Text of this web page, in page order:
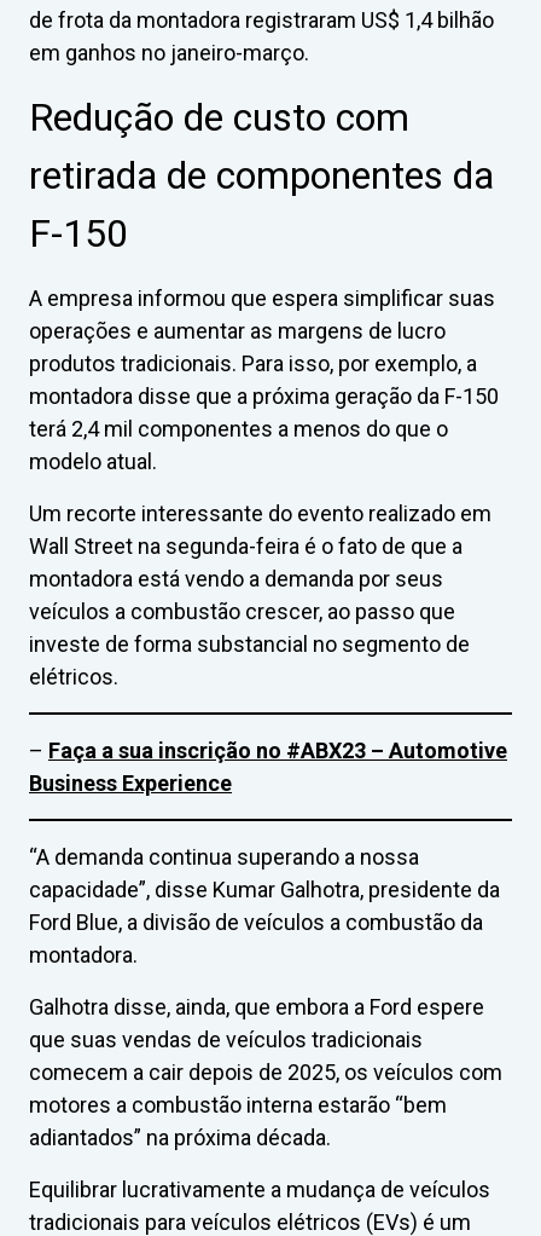
de frota da montadora registraram US$ 1,4 bilhão
em ganhos no janeiro-março.
Redução de custo com
retirada de componentes da
F-150
A empresa informou que espera simplificar suas
operações e aumentar as margens de lucro
produtos tradicionais. Para isso, por exemplo, a
montadora disse que a próxima geração da F-150
terá 2,4 mil componentes a menos do que o
modelo atual.
Um recorte interessante do evento realizado em
Wall Street na segunda-feira é o fato de que a
montadora está vendo a demanda por seus
veículos a combustão crescer, ao passo que
investe de forma substancial no segmento de
elétricos.
– Faça a sua inscrição no #ABX23 – Automotive
Business Experience
“A demanda continua superando a nossa
capacidade”, disse Kumar Galhotra, presidente da
Ford Blue, a divisão de veículos a combustão da
montadora.
Galhotra disse, ainda, que embora a Ford espere
que suas vendas de veículos tradicionais
comecem a cair depois de 2025, os veículos com
motores a combustão interna estarão “bem
adiantados” na próxima década.
Equilibrar lucrativamente a mudança de veículos
tradicionais para veículos elétricos (EVs) é um